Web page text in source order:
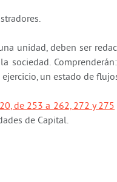
unidad, deben ser
sociedad.
un estado de
de 253 a 262, 272 y 275
de Capital.